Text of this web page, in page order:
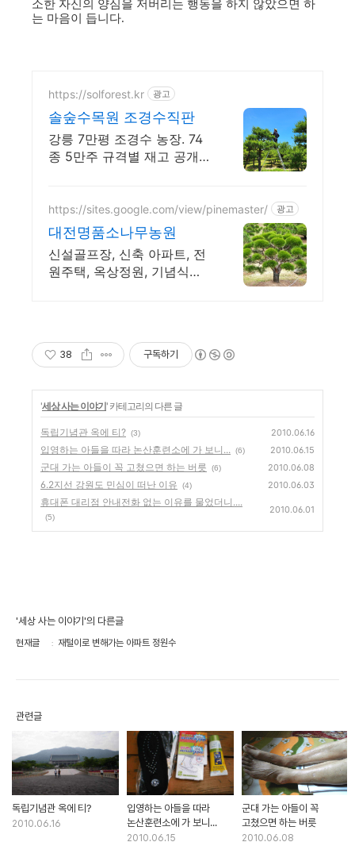
소한 자신의 양심을 저버리는 행동을 하지 않았으면 하
는 마음이 듭니다.
https://solforest.kr 광고
솔숲수목원 조경수직판
강릉 7만평 조경수 농장. 74
종 5만주 규격별 재고 공개,
https://sites.google.com/view/pinemaster/ 광고
대전명품소나무농원
신설골프장, 신축 아파트, 전
원주택, 옥상정원, 기념식수,
38 구독하기
'세상 사는 이야기' 카테고리의 다른 글
독립기념관 옥에 티? (3) 2010.06.16
입영하는 아들을 따라 논산훈련소에 가 보니... (6) 2010.06.15
군대 가는 아들이 꼭 고쳤으면 하는 버릇 (6) 2010.06.08
6.2지선 강원도 민심이 떠난 이유 (4) 2010.06.03
휴대폰 대리점 안내전화 없는 이유를 물었더니....
(5)
2010.06.01
'세상 사는 이야기'의 다른글
현재글 재털이로 변해가는 아파트 정원수
관련글
독립기념관 옥에 티?
2010.06.16
입영하는 아들을 따라
논산훈련소에 가 보니...
2010.06.15
군대 가는 아들이 꼭
고쳤으면 하는 버릇
2010.06.08